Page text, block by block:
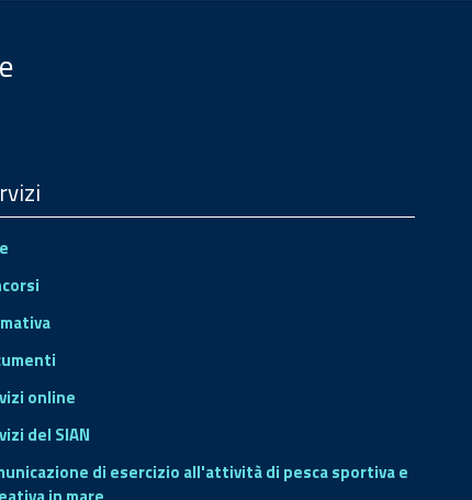
online
del SIAN
di esercizio all'attività di pesca sportiva e